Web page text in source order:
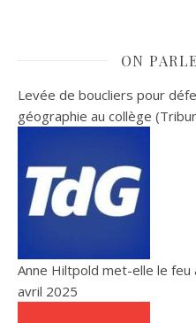
ON
Levée de boucliers pour
géographie au collège
Anne Hiltpold met-elle le feu
avril 2025